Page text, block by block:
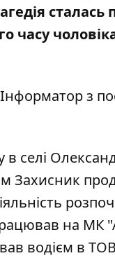
сталась
часу
з
селі
Захисник
на МК
водієм в